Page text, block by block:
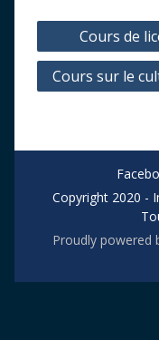
Navigation
de
l’article
Cours de
Cours sur le
Copyright 2020 -
Proudly powered